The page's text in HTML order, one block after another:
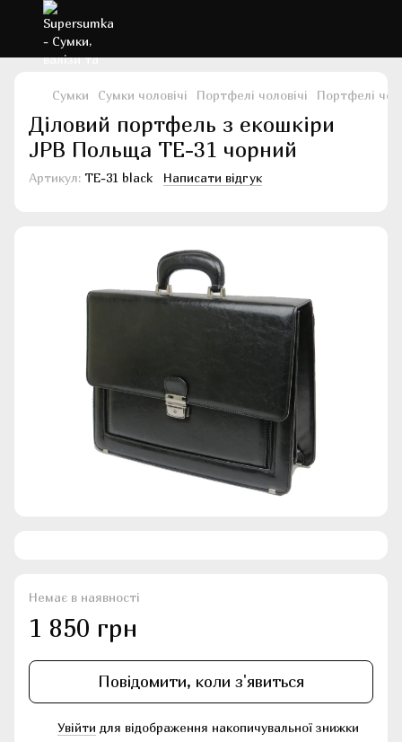
Сумки Сумки чоловічі Портфелі чоловічі Портфелі
Діловий портфель з екошкіри
JPB Польща TE-31 чорний
Артикул: TE-31 black Написати відгук
Немає в наявності
1 850 грн
Повідомити, коли з'явиться
Увійти для відображення накопичувальної знижки